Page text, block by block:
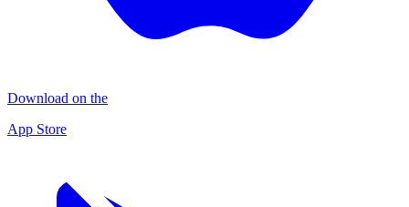
Download on the
App Store